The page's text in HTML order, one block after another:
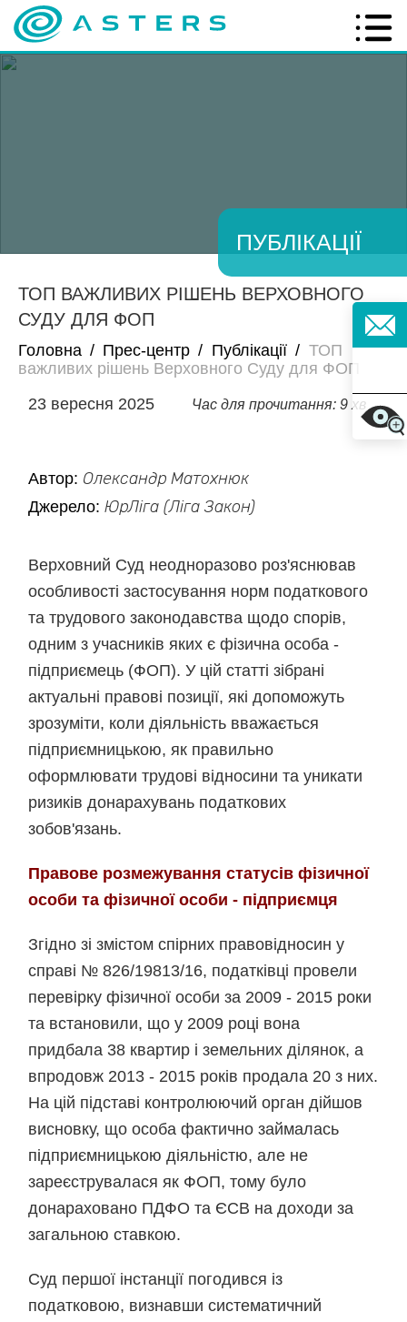
ПУБЛІКАЦІЇ
ТОП ВАЖЛИВИХ РІШЕНЬ ВЕРХОВНОГО
СУДУ ДЛЯ ФОП
Головна / Прес-центр / Публікації / ТОП
важливих рішень Верховного Суду для ФОП
23 вересня 2025
Час для прочитання: 9 хв
Автор: Олександр Матохнюк
Джерело:ЮрЛіга (Ліга Закон)
Верховний Суд неодноразово роз'яснював
особливості застосування норм податкового
та трудового законодавства щодо спорів,
одним з учасників яких є фізична особа -
підприємець (ФОП). У цій статті зібрані
актуальні правові позиції, які допоможуть
зрозуміти, коли діяльність вважається
підприємницькою, як правильно
оформлювати трудові відносини та уникати
ризиків донарахувань податкових
зобов'язань.
Правове розмежування статусів фізичної
особи та фізичної особи - підприємця
Згідно зі змістом спірних правовідносин у
справі № 826/19813/16, податківці провели
перевірку фізичної особи за 2009 - 2015 роки
та встановили, що у 2009 році вона
придбала 38 квартир і земельних ділянок, а
впродовж 2013 - 2015 років продала 20 з них.
На цій підставі контролюючий орган дійшов
висновку, що особа фактично займалась
підприємницькою діяльністю, але не
зареєструвалася як ФОП, тому було
донараховано ПДФО та ЄСВ на доходи за
загальною ставкою.
Суд першої інстанції погодився із
податковою, визнавши систематичний